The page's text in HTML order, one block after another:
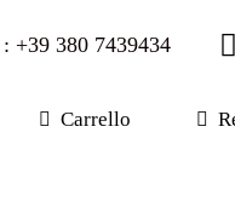
+39 380 7439434
Carrello